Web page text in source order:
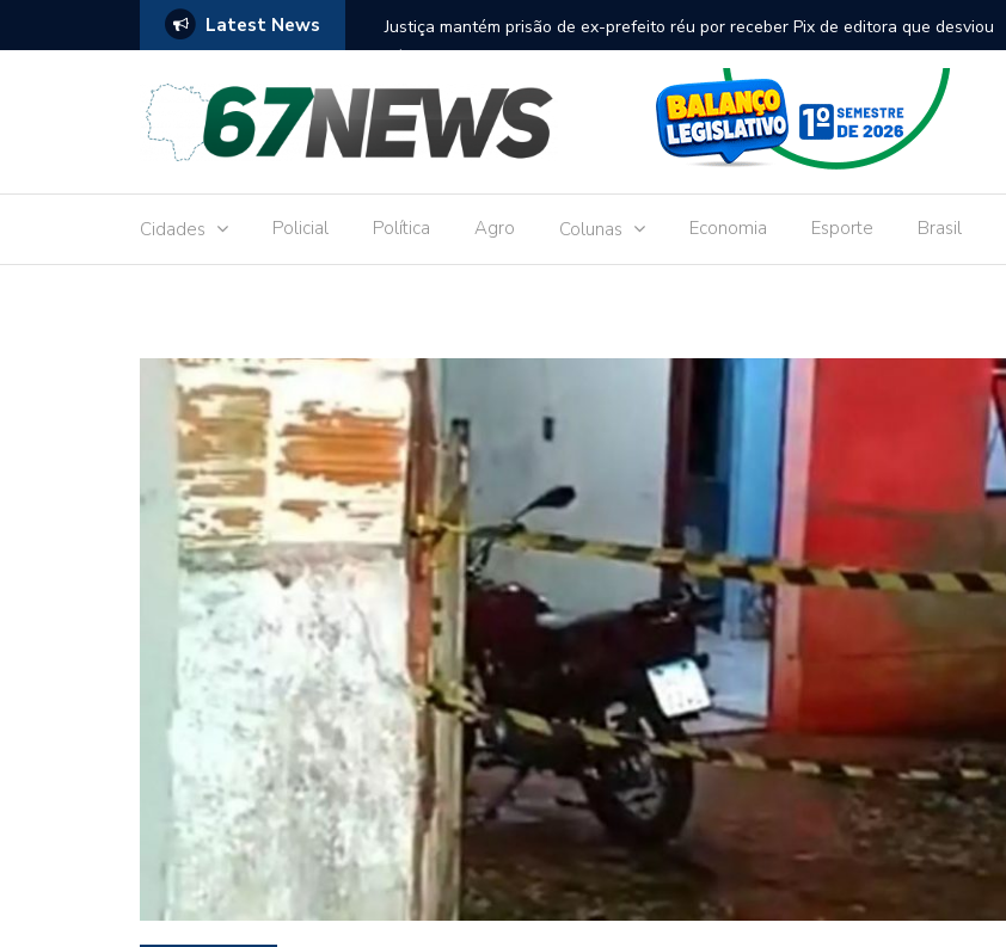
Latest News
réu por receber Pix de editora que desviou
Construção do terminal de passageiros no Aeroporto de Dourados vai custar R$
9,8 milhões
Cidades Policial Política Agro Colunas Economia Esporte Brasil